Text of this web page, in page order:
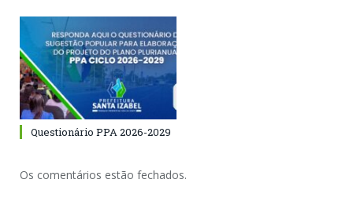
Questionário PPA 2026-2029
Os comentários estão fechados.